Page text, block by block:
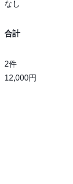
なし
合計
2件
12,000円